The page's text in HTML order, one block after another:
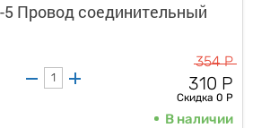
5 Провод соединительный
354 Р
310 Р
Скидка 0 Р
В наличии